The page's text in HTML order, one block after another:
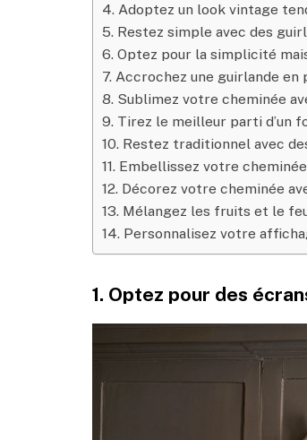
4. Adoptez un look vintage
5. Restez simple avec des
6. Optez pour la simplicité
7. Accrochez une guirlande
8. Sublimez votre cheminée
9. Tirez le meilleur parti d’un
10. Restez traditionnel avec
11. Embellissez votre
12. Décorez votre cheminée
13. Mélangez les fruits et le
14. Personnalisez votre
1. Optez pour des